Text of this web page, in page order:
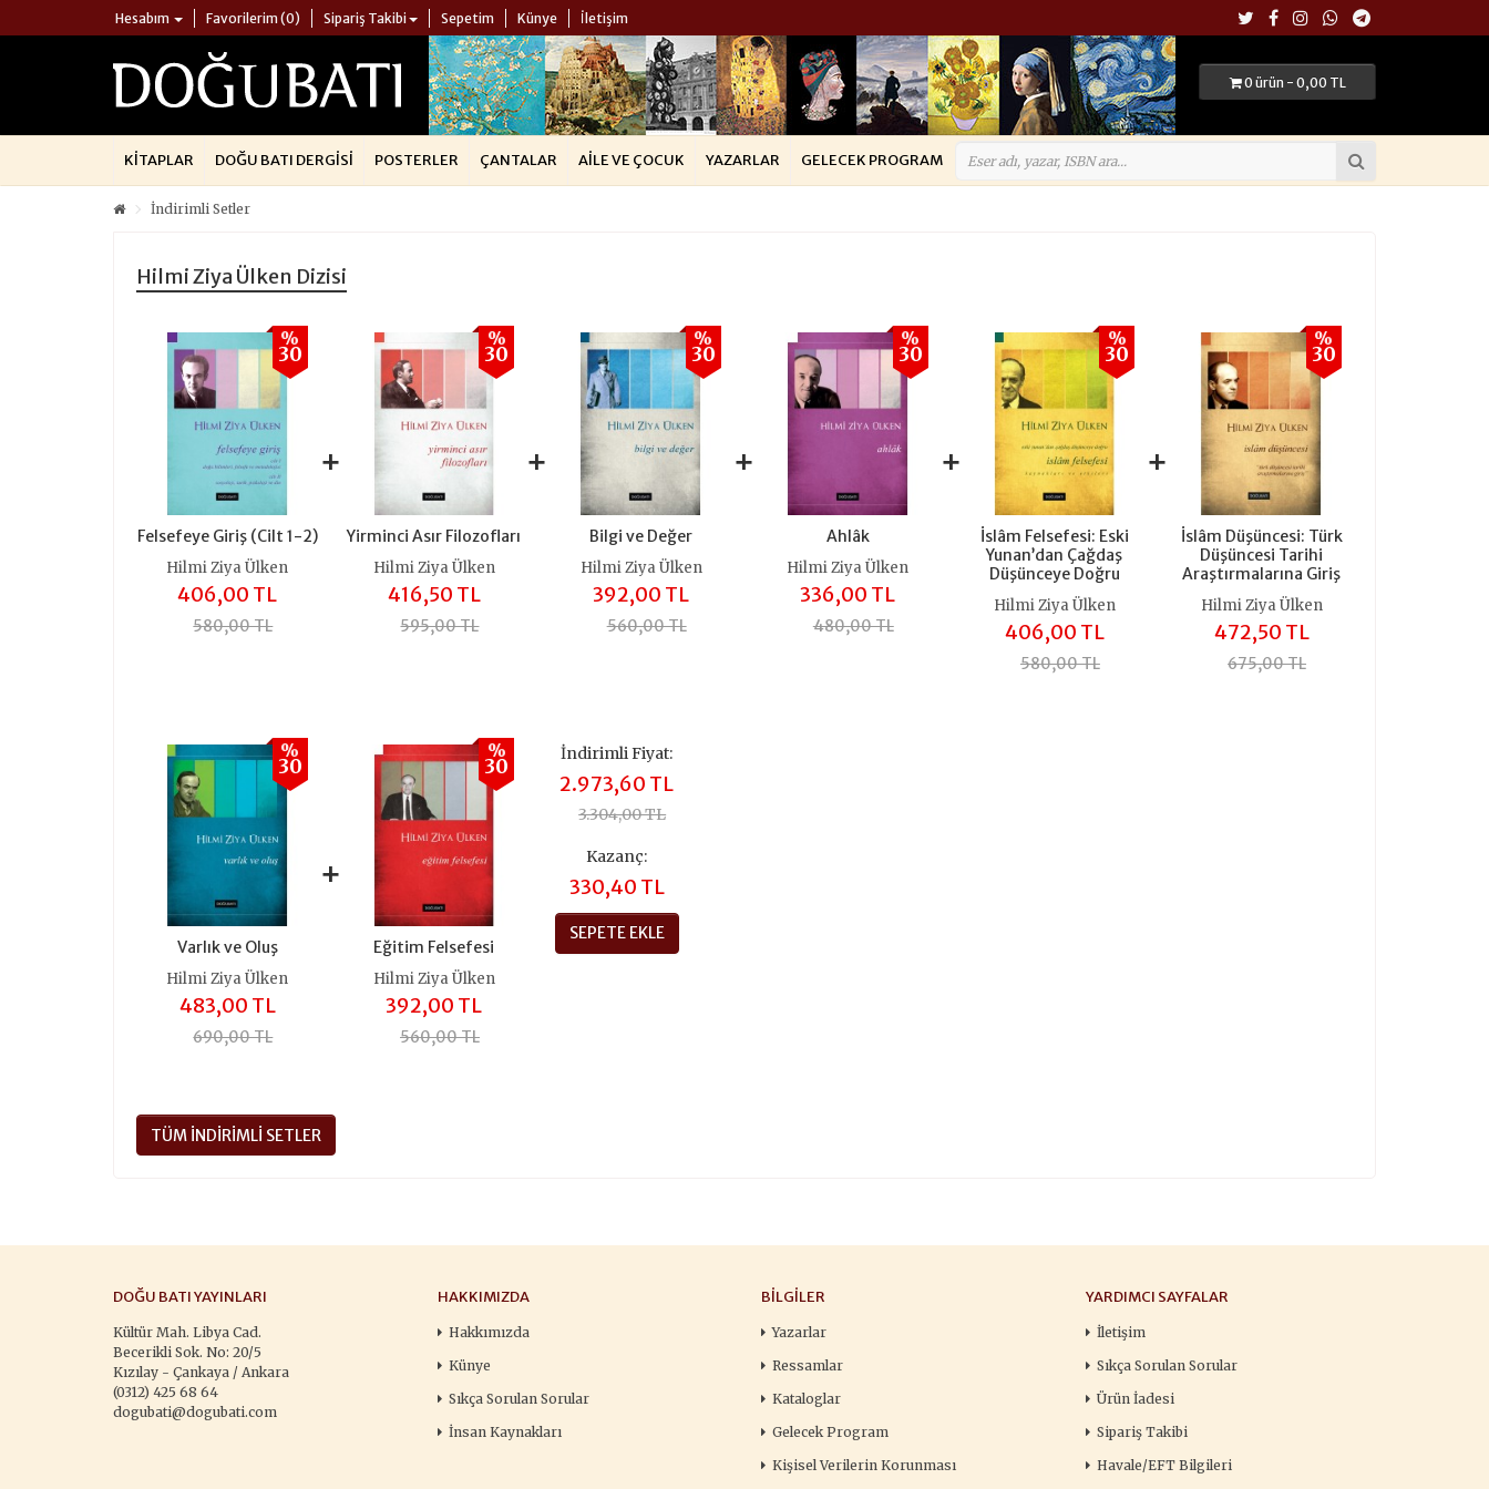
Hesabım Favorilerim (0) Sipariş Takibi Sepetim Künye İletişim
0 ürün - 0,00 TL
KITAPLAR DOĞU BATI DERGISI POSTERLER ÇANTALAR AILE VE ÇOCUK YAZARLAR GELECEK PROGRAM
İndirimli Setler
Hilmi Ziya Ülken Dizisi
Felsefeye Giriş (Cilt 1-2)
%
30
Hilmi Ziya Ülken
406,00 TL
580,00 TL
+
Yirminci Asır Filozofları
%
30
Hilmi Ziya Ülken
416,50 TL
595,00 TL
+
Bilgi ve Değer
%
30
Hilmi Ziya Ülken
392,00 TL
560,00 TL
+
Ahlâk
%
30
Hilmi Ziya Ülken
336,00 TL
480,00 TL
+
İslâm Felsefesi: Eski
Yunan’dan Çağdaş
Düşünceye Doğru
%
30
Hilmi Ziya Ülken
406,00 TL
580,00 TL
+
İslâm Düşüncesi: Türk
Düşüncesi Tarihi
Araştırmalarına Giriş
%
30
Hilmi Ziya Ülken
472,50 TL
675,00 TL
Varlık ve Oluş
%
30
Hilmi Ziya Ülken
483,00 TL
690,00 TL
+
Eğitim Felsefesi
%
30
Hilmi Ziya Ülken
392,00 TL
560,00 TL
İndirimli Fiyat:
2.973,60 TL
3.304,00 TL
Kazanç:
330,40 TL
SEPETE EKLE
TÜM İNDIRIMLI SETLER
DOĞU BATI YAYINLARI
Kültür Mah. Libya Cad.
Becerikli Sok. No: 20/5
Kızılay - Çankaya / Ankara
(0312) 425 68 64
dogubati@dogubati.com
HAKKIMIZDA
Hakkımızda
Künye
Sıkça Sorulan Sorular
İnsan Kaynakları
BILGILER
Yazarlar
Ressamlar
Kataloglar
Gelecek Program
Kişisel Verilerin Korunması
YARDIMCI SAYFALAR
İletişim
Sıkça Sorulan Sorular
Ürün İadesi
Sipariş Takibi
Havale/EFT Bilgileri